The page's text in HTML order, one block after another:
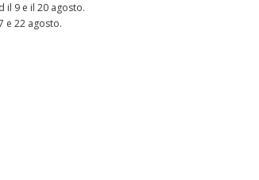
il 9 e il 20 agosto.
e 22 agosto.